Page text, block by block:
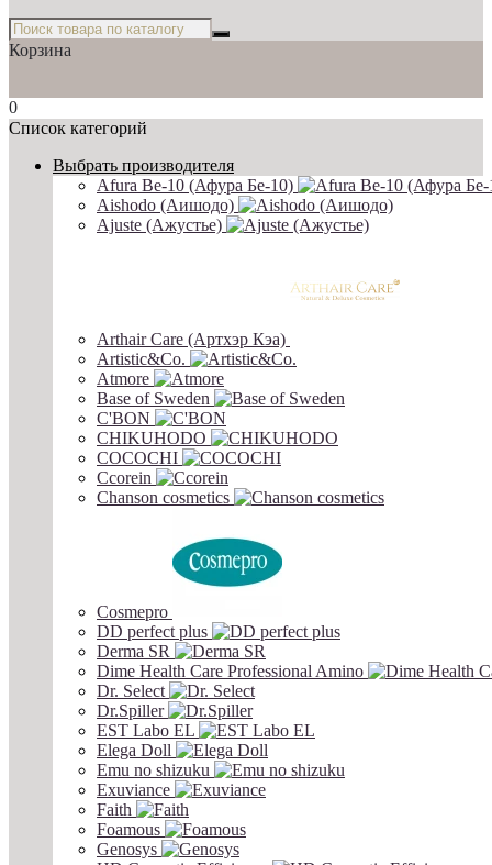
Корзина
0
Список категорий
Выбрать производителя
Afura Be-10 (Афура Бе-10)
Aishodo (Аишодо)
Ajuste (Ажустье)
Arthair Care (Артхэр Кэа)
Artistic&Co.
Atmore
Base of Sweden
C'BON
CHIKUHODO
COCOCHI
Ccorein
Chanson cosmetics
Cosmepro
DD perfect plus
Derma SR
Dime Health Care Professional Amino
Dr. Select
Dr.Spiller
EST Labo EL
Elega Doll
Emu no shizuku
Exuviance
Faith
Foamous
Genosys